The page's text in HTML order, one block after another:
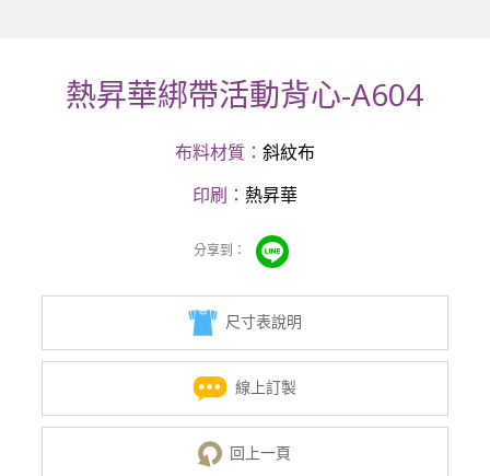
熱昇華綁帶活動背心-A604
布料材質： 斜紋布
印刷： 熱昇華
尺寸表說明
線上訂製
回上一頁